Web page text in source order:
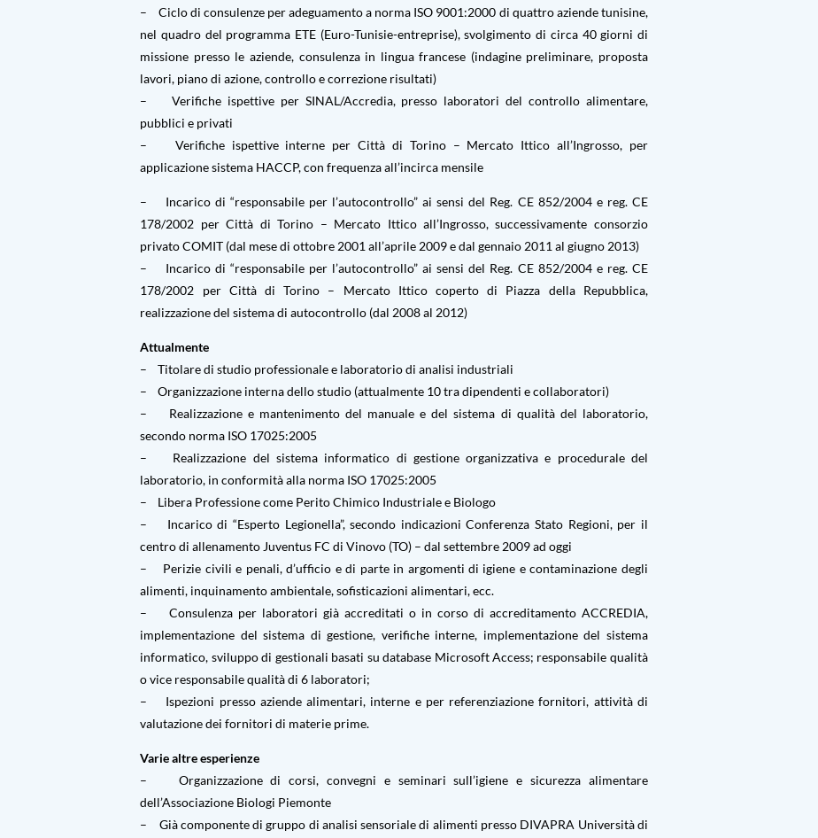
– Ciclo di consulenze per adeguamento a norma ISO 9001:2000 di quattro aziende tunisine,
nel quadro del programma ETE (Euro-Tunisie-entreprise), svolgimento di circa 40 giorni di
missione presso le aziende, consulenza in lingua francese (indagine preliminare, proposta
lavori, piano di azione, controllo e correzione risultati)
– Verifiche ispettive per SINAL/Accredia, presso laboratori del controllo alimentare,
pubblici e privati
– Verifiche ispettive interne per Città di Torino – Mercato Ittico all’Ingrosso, per
applicazione sistema HACCP, con frequenza all’incirca mensile
– Incarico di “responsabile per l’autocontrollo” ai sensi del Reg. CE 852/2004 e reg. CE
178/2002 per Città di Torino – Mercato Ittico all’Ingrosso, successivamente consorzio
privato COMIT (dal mese di ottobre 2001 all’aprile 2009 e dal gennaio 2011 al giugno 2013)
– Incarico di “responsabile per l’autocontrollo” ai sensi del Reg. CE 852/2004 e reg. CE
178/2002 per Città di Torino – Mercato Ittico coperto di Piazza della Repubblica,
realizzazione del sistema di autocontrollo (dal 2008 al 2012)
Attualmente
– Titolare di studio professionale e laboratorio di analisi industriali
– Organizzazione interna dello studio (attualmente 10 tra dipendenti e collaboratori)
– Realizzazione e mantenimento del manuale e del sistema di qualità del laboratorio,
secondo norma ISO 17025:2005
– Realizzazione del sistema informatico di gestione organizzativa e procedurale del
laboratorio, in conformità alla norma ISO 17025:2005
– Libera Professione come Perito Chimico Industriale e Biologo
– Incarico di “Esperto Legionella”, secondo indicazioni Conferenza Stato Regioni, per il
centro di allenamento Juventus FC di Vinovo (TO) – dal settembre 2009 ad oggi
– Perizie civili e penali, d’ufficio e di parte in argomenti di igiene e contaminazione degli
alimenti, inquinamento ambientale, sofisticazioni alimentari, ecc.
– Consulenza per laboratori già accreditati o in corso di accreditamento ACCREDIA,
implementazione del sistema di gestione, verifiche interne, implementazione del sistema
informatico, sviluppo di gestionali basati su database Microsoft Access; responsabile qualità
o vice responsabile qualità di 6 laboratori;
– Ispezioni presso aziende alimentari, interne e per referenziazione fornitori, attività di
valutazione dei fornitori di materie prime.
Varie altre esperienze
– Organizzazione di corsi, convegni e seminari sull’igiene e sicurezza alimentare
dell’Associazione Biologi Piemonte
– Già componente di gruppo di analisi sensoriale di alimenti presso DIVAPRA Università di